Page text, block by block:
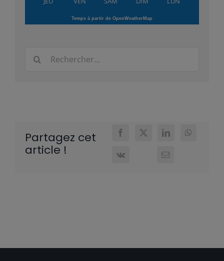
Temps à partir de OpenWeatherMap
Partagez cet
article !